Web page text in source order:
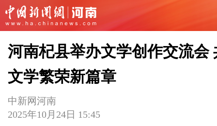
河南杞县举办文学创作交流会
文学繁荣新篇章
中新网河南
2025年10月24日 15:45